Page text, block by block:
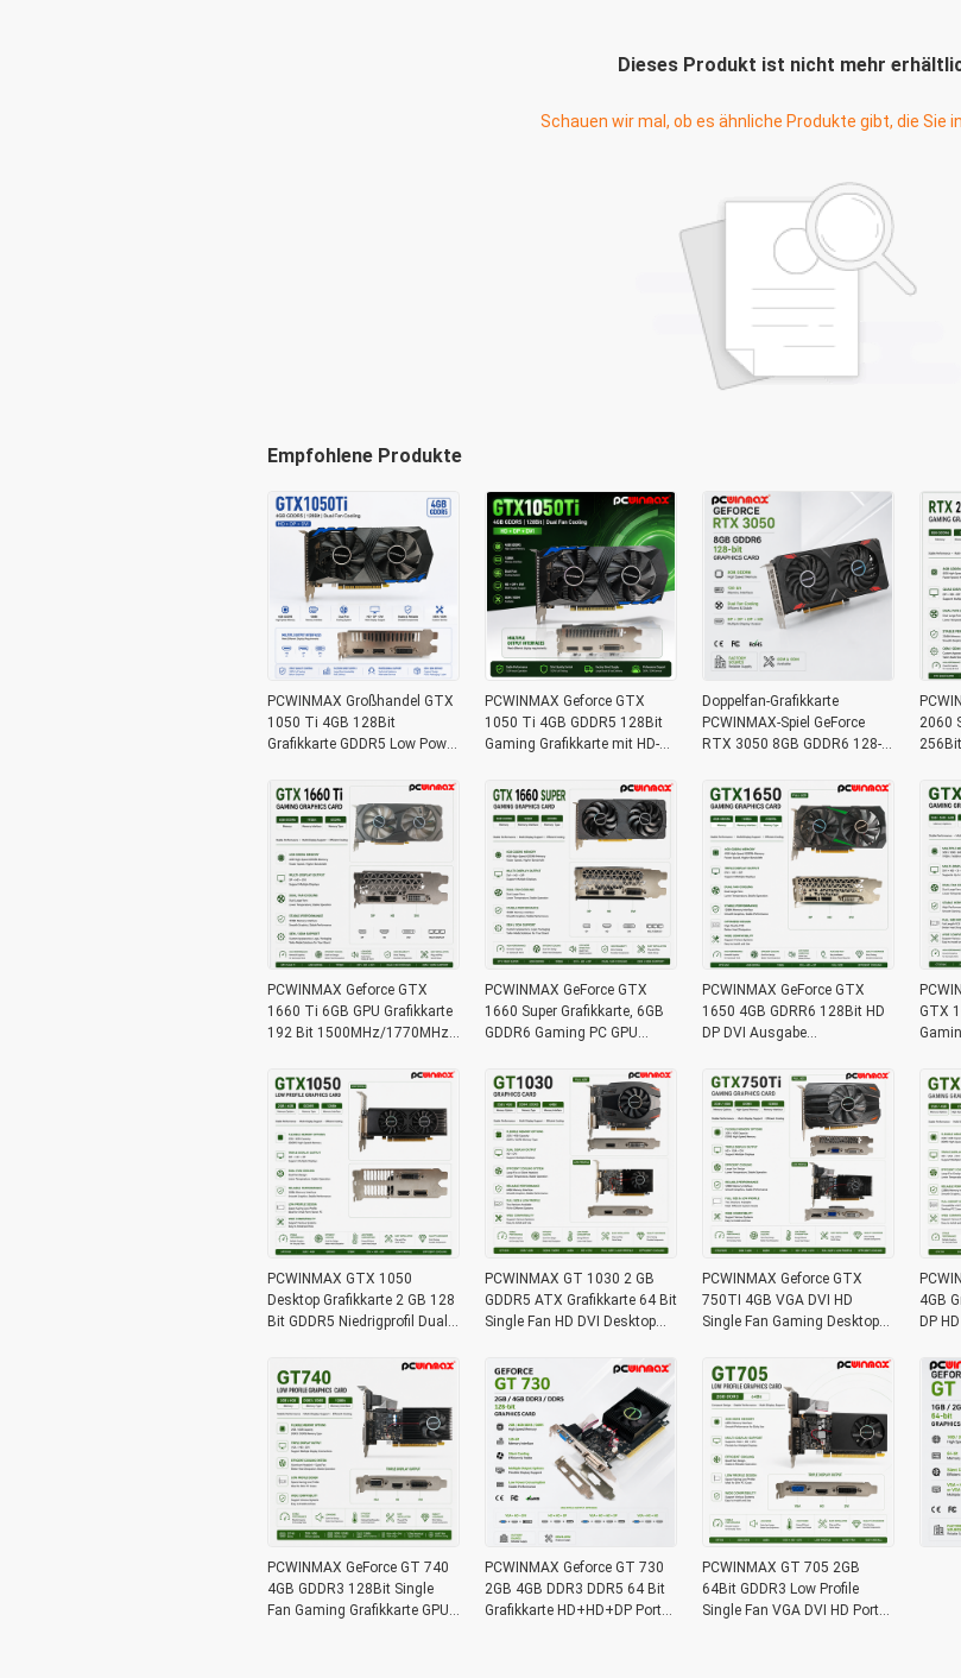
Dieses Produkt ist nicht mehr
Schauen wir mal, ob es ähnliche Produkte gibt, die Sie
Empfohlene Produkte
PCWINMAX Großhandel GTX
1050 Ti 4GB 128Bit
Grafikkarte GDDR5 Low Power
für Desktop
PCWINMAX Geforce GTX
1050 Ti 4GB GDDR5 128Bit
Gaming Grafikkarte mit HD-
Lager für Desktop-Computer
Doppelfan-Grafikkarte
PCWINMAX-Spiel GeForce
RTX 3050 8GB GDDR6 128-
2060
PCWINMAX Geforce GTX
1660 Ti 6GB GPU Grafikkarte
192 Bit 1500MHz/1770MHz
PCWINMAX GeForce GTX
1660 Super Grafikkarte, 6GB
GDDR6 Gaming PC GPU
x16 1660S Spielkarten
PCWINMAX GeForce GTX
1650 4GB GDRR6 128Bit HD
DP DVI Ausgabe
Ready OC Grafikkarte
GTX
PCWINMAX GTX 1050
Desktop Grafikkarte 2 GB 128
Bit GDDR5 Niedrigprofil Dual
PCWINMAX GT 1030 2 GB
GDDR5 ATX Grafikkarte 64 Bit
Single Fan HD DVI Desktop
PCWINMAX Geforce GTX
750TI 4GB VGA DVI HD
Single Fan Gaming Desktop
4GB
DP
PCWINMAX GeForce GT 740
4GB GDDR3 128Bit Single
Fan Gaming Grafikkarte GPU
PCWINMAX Geforce GT 730
2GB 4GB DDR3 DDR5 64 Bit
Grafikkarte HD+HD+DP Ports
PCWINMAX GT 705 2GB
64Bit GDDR3 Low Profile
Single Fan VGA DVI HD Port